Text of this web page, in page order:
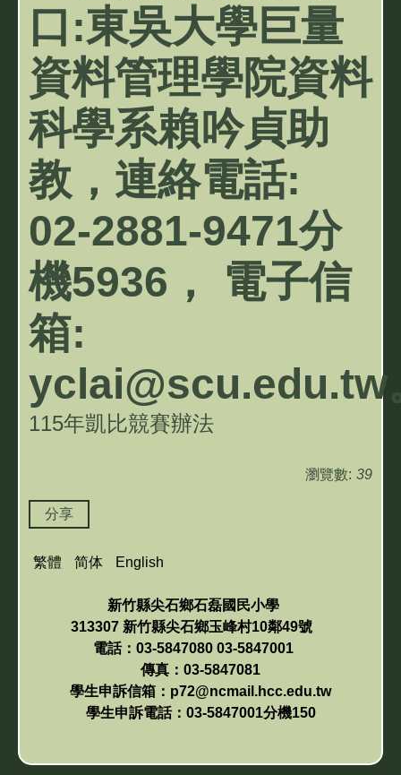
口:東吳大學巨量
資料管理學院資料
科學系賴吟貞助
教，連絡電話:
02-2881-9471分
機5936， 電子信
箱:
yclai@scu.edu.tw
115年凱比競賽辦法
瀏覽數: 39
分享
繁體 简体 English
新竹縣尖石鄉石磊國民小學
313307 新竹縣尖石鄉玉峰村10鄰49號
電話：03-5847080 03-5847001
傳真：03-5847081
學生申訴信箱：p72@ncmail.hcc.edu.tw
學生申訴電話：03-5847001分機150